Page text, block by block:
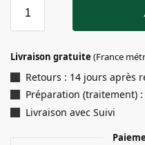
Livraison gratuite (France
Retours : 14 jours après
Préparation (traitement)
Livraison avec Suivi